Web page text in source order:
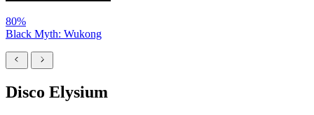
80%
Black Myth: Wukong
Disco Elysium